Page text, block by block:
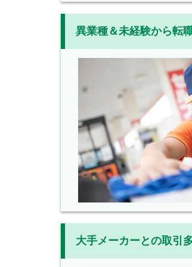
異業種＆未経験から転
大手メーカーとの取引